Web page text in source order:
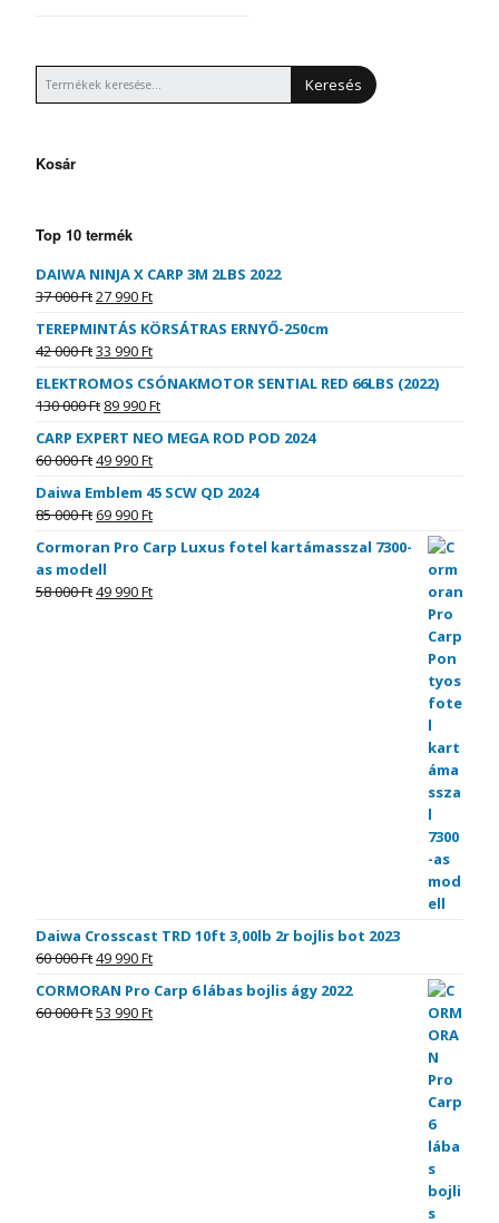
Keresés
Kosár
Top 10 termék
DAIWA NINJA X CARP 3M 2LBS 2022
37 000Ft27 990Ft
TEREPMINTÁS KÖRSÁTRAS ERNYŐ-250cm
42 000Ft33 990Ft
ELEKTROMOS CSÓNAKMOTOR SENTIAL RED 66LBS (2022)
130 000Ft 89 990Ft
CARP EXPERT NEO MEGA ROD POD 2024
60 000Ft49 990Ft
Daiwa Emblem 45 SCW QD 2024
85 000Ft 69 990Ft
Cormoran Pro Carp Luxus fotel kartámasszal 7300-
as modell
58 000Ft49 990Ft
Daiwa Crosscast TRD 10ft 3,00lb 2r bojlis bot 2023
60 000Ft49 990Ft
CORMORAN Pro Carp 6 lábas bojlis ágy 2022
60 000Ft53 990Ft